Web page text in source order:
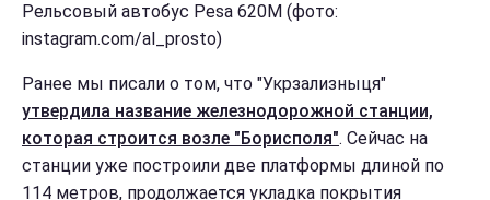
Рельсовый автобус Pesa 620М (фото:
instagram.com/al_prosto)
Ранее мы писали о том, что "Укрзализныця"
утвердила название железнодорожной станции,
которая строится возле "Борисполя". Сейчас на
станции уже построили две платформы длиной по
114 метров, продолжается укладка покрытия